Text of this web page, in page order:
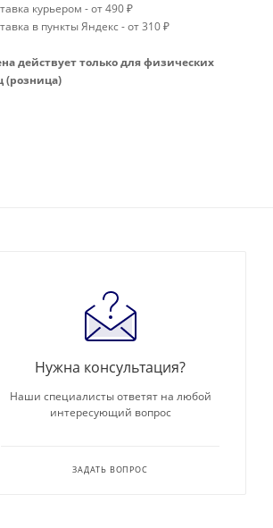
курьером - от 490 ₽
в пункты Яндекс - от 310 ₽
действует только для физических
(розница)
Нужна консультация?
Наши специалисты ответят на любой
интересующий вопрос
ЗАДАТЬ ВОПРОС